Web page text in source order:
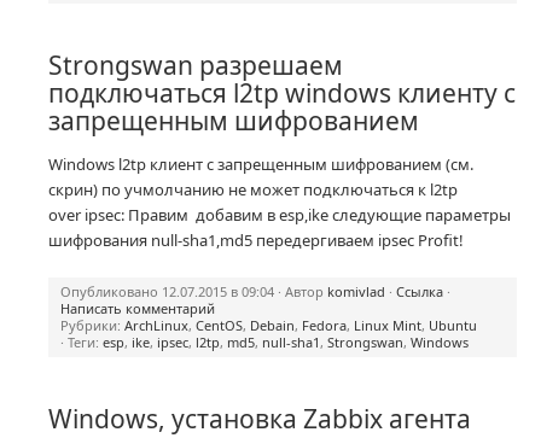
Strongswan разрешаем
подключаться l2tp windows клиенту с
запрещенным шифрованием
Windows l2tp клиент с запрещенным шифрованием (см.
скрин) по учмолчанию не может подключаться к l2tp
over ipsec: Правим добавим в esp,ike следующие параметры
шифрования null-sha1,md5 передергиваем ipsec Profit!
Опубликовано 12.07.2015 в 09:04 · Автор komivlad · Ссылка ·
Написать комментарий
Рубрики: ArchLinux, CentOS, Debain, Fedora, Linux Mint, Ubuntu
· Теги: esp, ike, ipsec, l2tp, md5, null-sha1, Strongswan, Windows
Windows, установка Zabbix агента